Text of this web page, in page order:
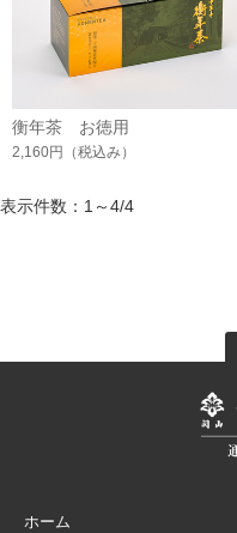
衡年茶 お徳用
2,160円 （税込み）
表示件数：1～4/4
ホーム